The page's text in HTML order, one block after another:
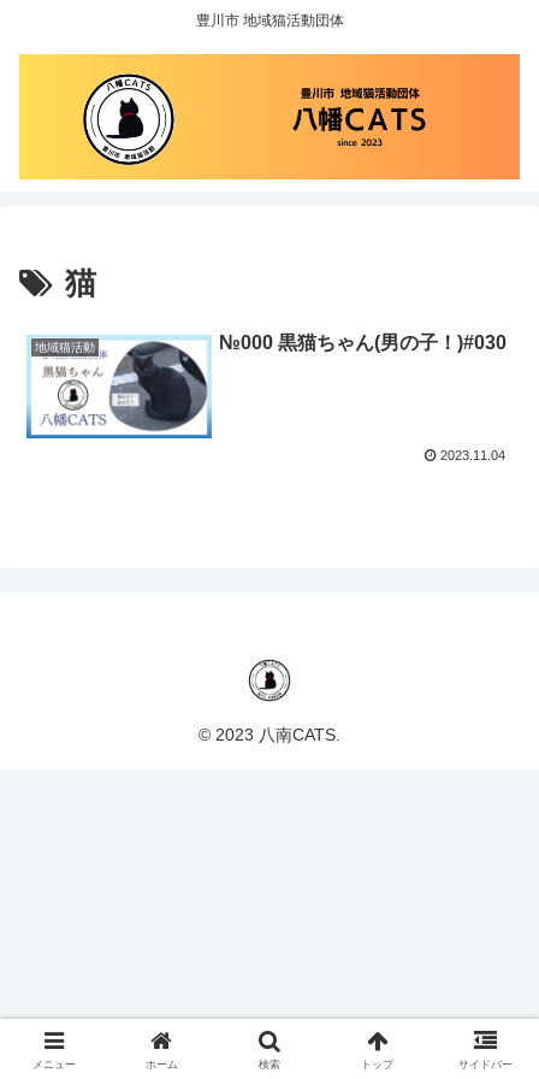
豊川市 地域猫活動団体
猫
地域猫活動 №000 黒猫ちゃん(男の子！)#030
2023.11.04
© 2023 八南CATS.
メニュー ホーム 検索 トップ サイドバー